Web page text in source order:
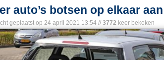
auto’s botsen op elkaar
geplaatst op 24 april 2021 13:54 // 3772 keer bekeken